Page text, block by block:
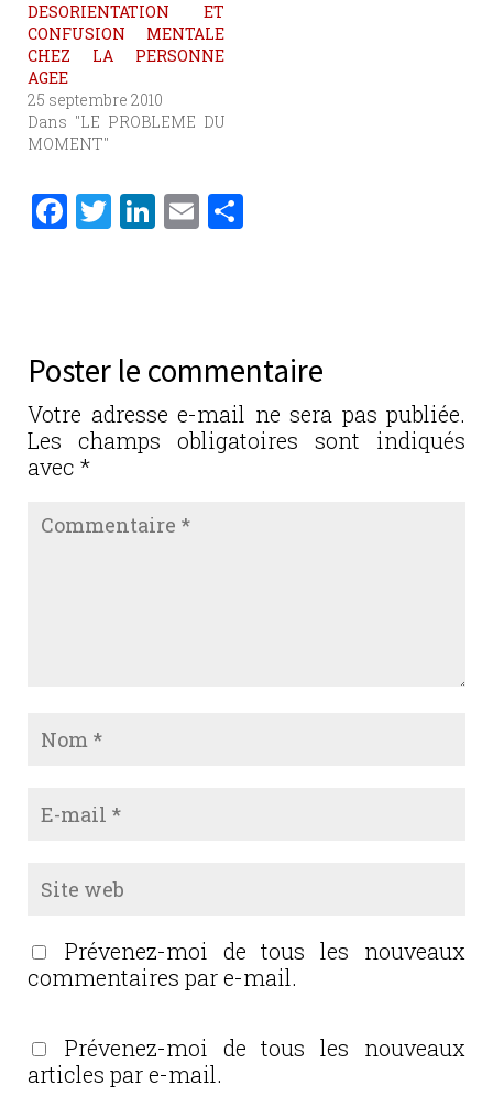
DESORIENTATION ET
CONFUSION MENTALE
CHEZ LA PERSONNE
AGEE
25 septembre 2010
Dans "LE PROBLEME DU
MOMENT"
F
b
o
o
k
T
r
Li
n
E
er
Poster le commentaire
Votre adresse e-mail ne sera pas publiée.
Les champs obligatoires sont indiqués
avec *
Prévenez-moi de tous les nouveaux
commentaires par e-mail.
Prévenez-moi de tous les nouveaux
articles par e-mail.